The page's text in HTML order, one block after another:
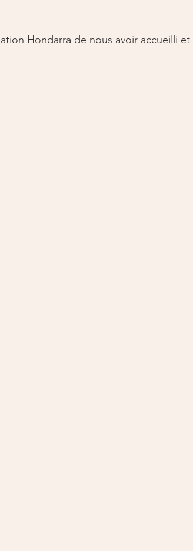
Hondarra de nous avoir accueilli et